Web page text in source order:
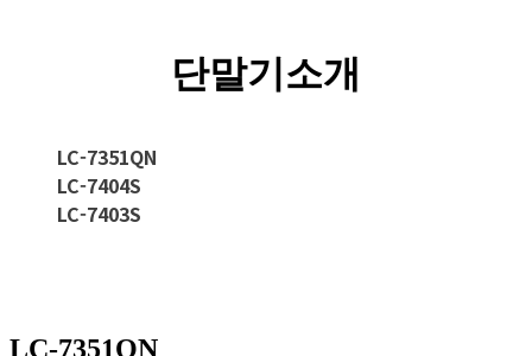
단말기소개
LC-7351QN
LC-7404S
LC-7403S
LC-7351QN